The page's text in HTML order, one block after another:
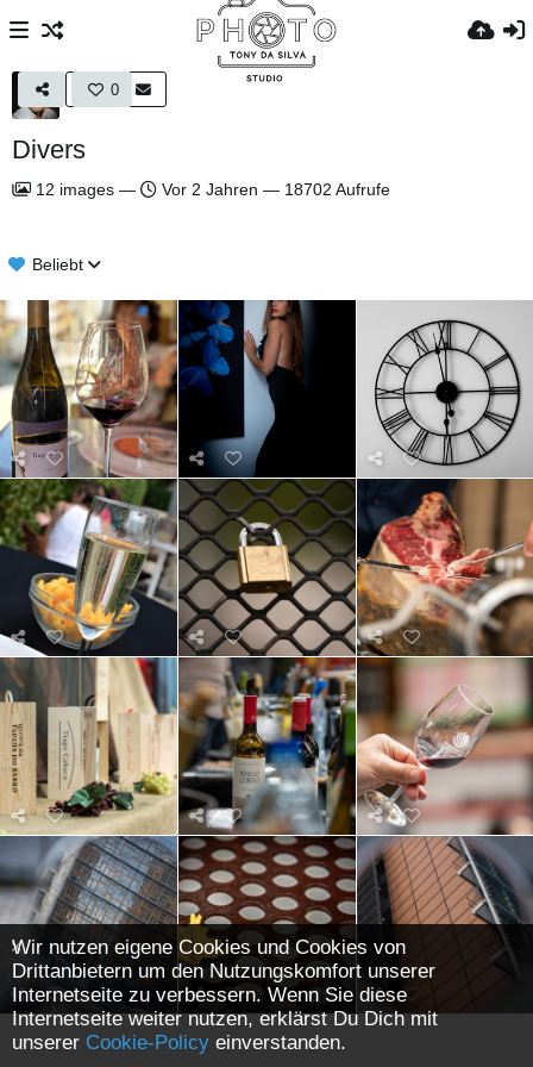
0
Divers
12 images — Vor 2 Jahren — 18702 Aufrufe
Beliebt
Wir nutzen eigene Cookies und Cookies von
Drittanbietern um den Nutzungskomfort unserer
Internetseite zu verbessern. Wenn Sie diese
Internetseite weiter nutzen, erklärst Du Dich mit
unserer Cookie-Policy einverstanden.